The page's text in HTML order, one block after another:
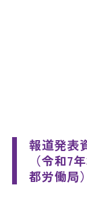
報道発表
（令和7
都労働局）